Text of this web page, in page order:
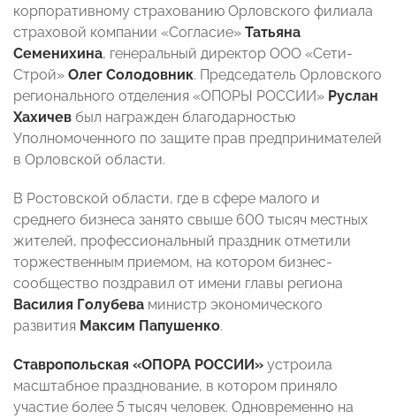
корпоративному страхованию Орловского филиала
страховой компании «Согласие» Татьяна
Семенихина, генеральный директор ООО «Сети-
Строй» Олег Солодовник. Председатель Орловского
регионального отделения «ОПОРЫ РОССИИ» Руслан
Хахичев был награжден благодарностью
Уполномоченного по защите прав предпринимателей
в Орловской области.
В Ростовской области, где в сфере малого и
среднего бизнеса занято свыше 600 тысяч местных
жителей, профессиональный праздник отметили
торжественным приемом, на котором бизнес-
сообщество поздравил от имени главы региона
Василия Голубева министр экономического
развития Максим Папушенко.
Ставропольская «ОПОРА РОССИИ» устроила
масштабное празднование, в котором приняло
участие более 5 тысяч человек. Одновременно на